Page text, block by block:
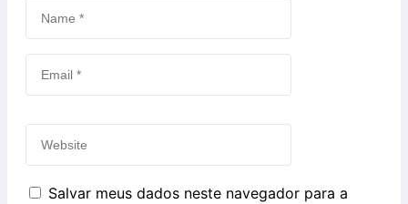
Salvar meus dados neste navegador para a